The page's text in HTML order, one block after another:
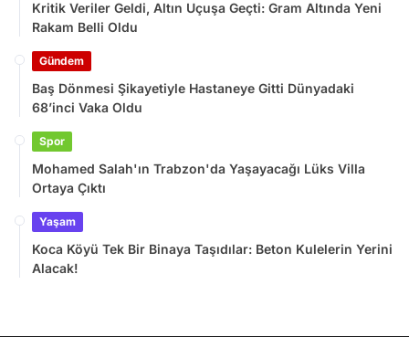
Kritik Veriler Geldi, Altın Uçuşa Geçti: Gram Altında Yeni
Rakam Belli Oldu
Gündem
Baş Dönmesi Şikayetiyle Hastaneye Gitti Dünyadaki
68’inci Vaka Oldu
Spor
Mohamed Salah'ın Trabzon'da Yaşayacağı Lüks Villa
Ortaya Çıktı
Yaşam
Koca Köyü Tek Bir Binaya Taşıdılar: Beton Kulelerin Yerini
Alacak!